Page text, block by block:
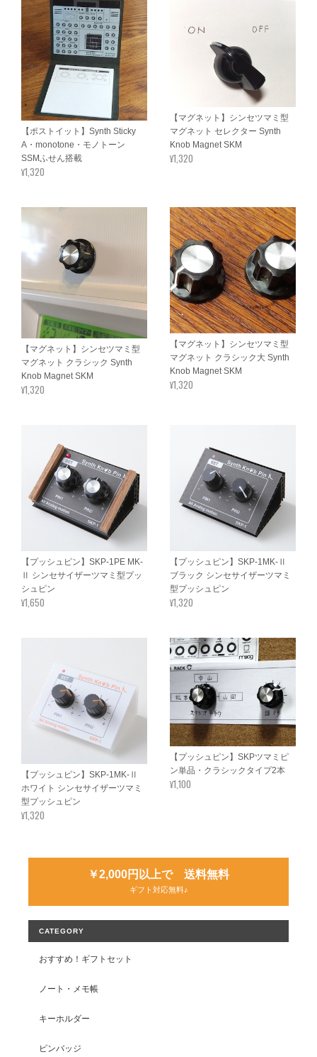
【ポストイット】Synth Sticky
A・monotone・モノトーン
SSMふせん搭載
¥1,320
【マグネット】シンセツマミ型
マグネット セレクター Synth
Knob Magnet SKM
¥1,320
【マグネット】シンセツマミ型
マグネット クラシック Synth
Knob Magnet SKM
¥1,320
【マグネット】シンセツマミ型
マグネット クラシック大 Synth
Knob Magnet SKM
¥1,320
【プッシュピン】SKP-1PE MK-
Ⅱ シンセサイザーツマミ型プッ
シュピン
¥1,650
【プッシュピン】SKP-1MK-Ⅱ
ブラック シンセサイザーツマミ
型プッシュピン
¥1,320
【プッシュピン】SKP-1MK-Ⅱ
ホワイト シンセサイザーツマミ
型プッシュピン
¥1,320
【プッシュピン】SKPツマミピ
ン単品・クラシックタイプ2本
¥1,100
￥2,000円以上で 送料無料
ギフト対応無料♪
CATEGORY
おすすめ！ギフトセット
ノート・メモ帳
キーホルダー
ピンバッジ